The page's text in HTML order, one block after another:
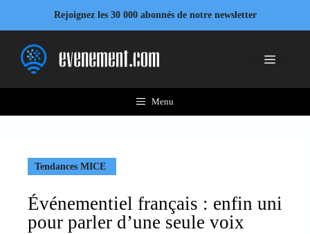
contenu
Rejoignez les 30 000 abonnés de notre newsletter
Menu
Menu
Tendances MICE
Événementiel français : enfin uni
pour parler d’une seule voix